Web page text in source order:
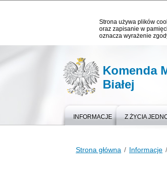
Strona używa plików
oraz zapisanie w
oznacza wyrażenie
Komenda
Białej
INFORMACJE Z ŻYCIA
Strona główna Informacje